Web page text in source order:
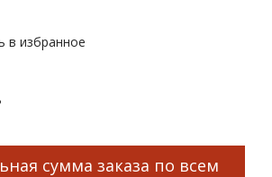
в избранное
сумма заказа по всем